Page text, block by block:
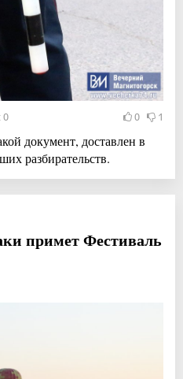
0 0 1
документ, доставлен в
разбирательств.
примет Фестиваль